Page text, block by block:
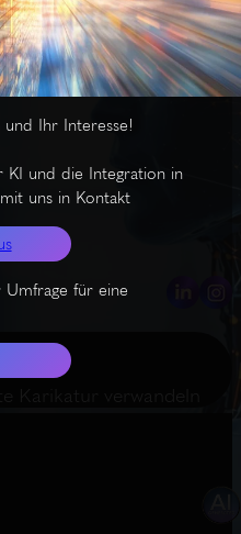
Ihr Interesse!
und die Integration in
uns in Kontakt
für eine
Meme. Du kannst dafür
und den Prompt
Stil zu erzielen.